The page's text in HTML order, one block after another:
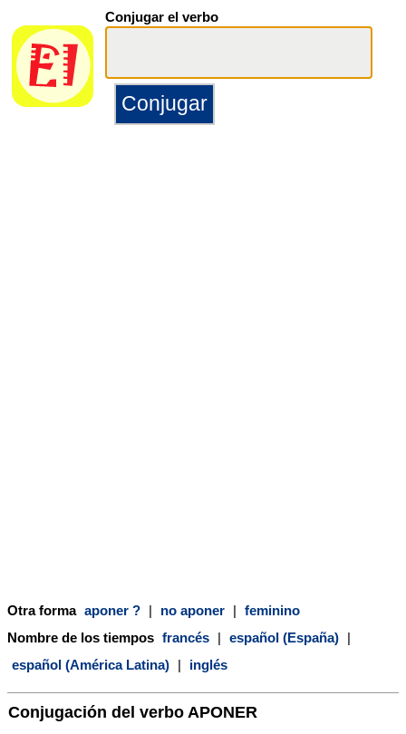
Conjugar el verbo
Otra forma aponer ? | no aponer | feminino
Nombre de los tiempos francés | español (España) |
español (América Latina) | inglés
Conjugación del verbo APONER